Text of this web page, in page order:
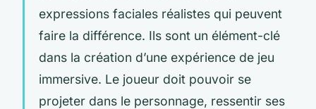
expressions faciales réalistes qui peuvent
faire la différence. Ils sont un élément-clé
dans la création d’une expérience de jeu
immersive. Le joueur doit pouvoir se
projeter dans le personnage, ressentir ses